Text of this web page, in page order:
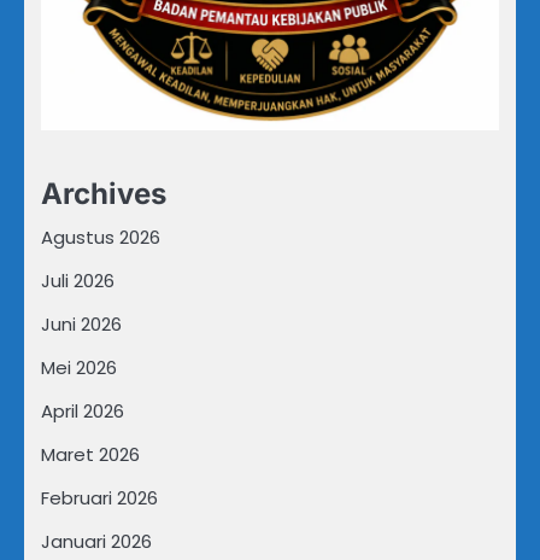
Archives
Agustus 2026
Juli 2026
Juni 2026
Mei 2026
April 2026
Maret 2026
Februari 2026
Januari 2026